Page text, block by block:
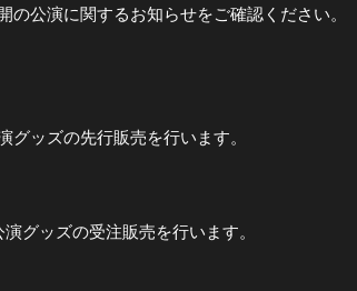
十周年記念 乱舞博覧会
全公演グッズ
公演に関するお知らせをご確認ください。
グッズの先行販売を行います。
グッズの受注販売を行います。